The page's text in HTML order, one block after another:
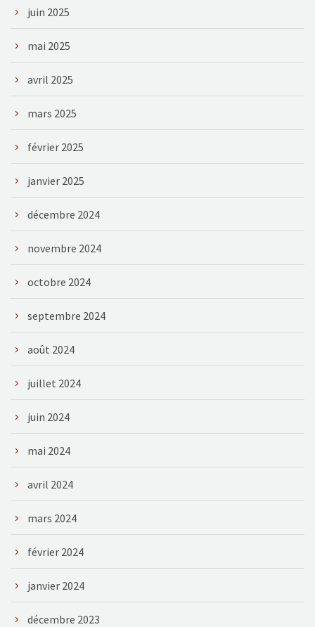
juin 2025
mai 2025
avril 2025
mars 2025
février 2025
janvier 2025
décembre 2024
novembre 2024
octobre 2024
septembre 2024
août 2024
juillet 2024
juin 2024
mai 2024
avril 2024
mars 2024
février 2024
janvier 2024
décembre 2023